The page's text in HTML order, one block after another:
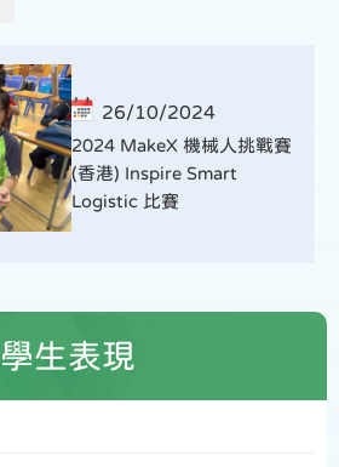
26/10/2024
2024 MakeX 機械人挑戰賽
(香港) Inspire Smart
Logistic 比賽
學生表現